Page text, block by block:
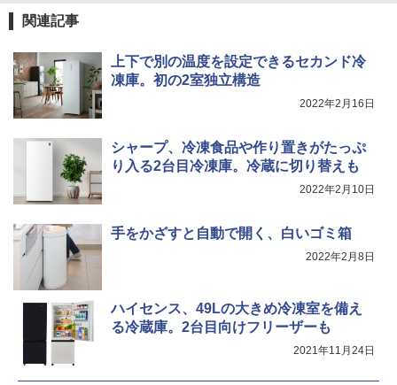
関連記事
上下で別の温度を設定できるセカンド冷
凍庫。初の2室独立構造
2022年2月16日
シャープ、冷凍食品や作り置きがたっぷ
り入る2台目冷凍庫。冷蔵に切り替えも
2022年2月10日
手をかざすと自動で開く、白いゴミ箱
2022年2月8日
ハイセンス、49Lの大きめ冷凍室を備え
る冷蔵庫。2台目向けフリーザーも
2021年11月24日